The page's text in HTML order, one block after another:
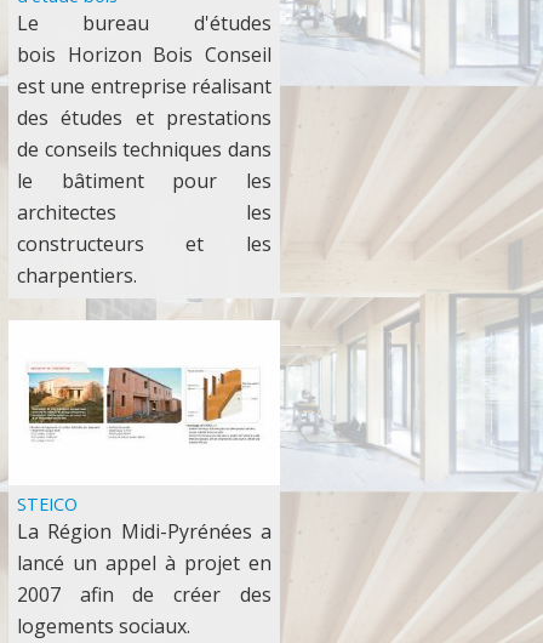
Le bureau d'études
bois Horizon Bois Conseil
est une entreprise réalisant
des études et prestations
de conseils techniques dans
le bâtiment pour les
architectes les
constructeurs et les
charpentiers.
STEICO
La Région Midi-Pyrénées a
lancé un appel à projet en
2007 afin de créer des
logements sociaux.